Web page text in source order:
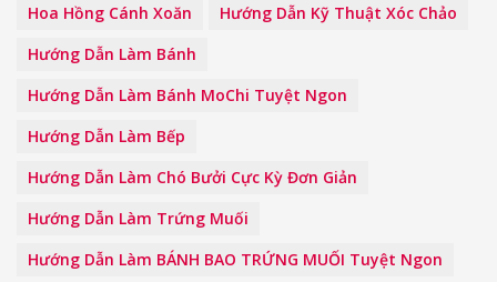
Hoa Hồng Cánh Xoăn
Hướng Dẫn Kỹ Thuật Xóc Chảo
Hướng Dẫn Làm Bánh
Hướng Dẫn Làm Bánh MoChi Tuyệt Ngon
Hướng Dẫn Làm Bếp
Hướng Dẫn Làm Chó Bưởi Cực Kỳ Đơn Giản
Hướng Dẫn Làm Trứng Muối
Hướng Dẫn Làm BÁNH BAO TRỨNG MUỐI Tuyệt Ngon